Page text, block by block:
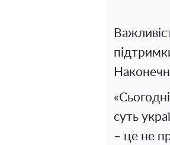
суть
– це не